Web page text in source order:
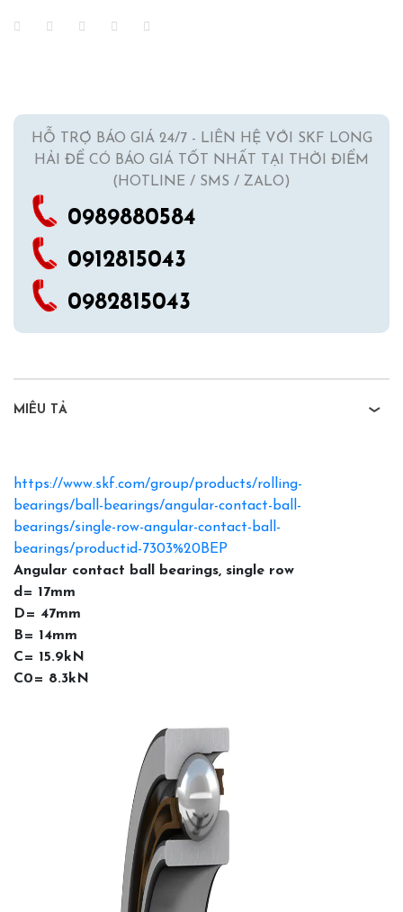
HỖ TRỢ BÁO GIÁ 24/7 - LIÊN HỆ VỚI SKF LONG
HẢI ĐỂ CÓ BÁO GIÁ TỐT NHẤT TẠI THỜI ĐIỂM
(HOTLINE / SMS / ZALO)
0989880584
0912815043
0982815043
MIÊU TẢ
https://www.skf.com/group/products/rolling-
bearings/ball-bearings/angular-contact-ball-
bearings/single-row-angular-contact-ball-
bearings/productid-7303%20BEP
Angular contact ball bearings, single row
d= 17mm
D= 47mm
B= 14mm
C= 15.9kN
C0= 8.3kN